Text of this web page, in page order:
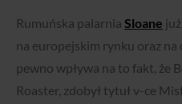
Rumuńska palarnia Sloane
na europejskim rynku oraz na
pewno wpływa na to fakt, że
Roaster, zdobył tytuł v-ce